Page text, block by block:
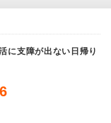
に支障が出ない日帰り